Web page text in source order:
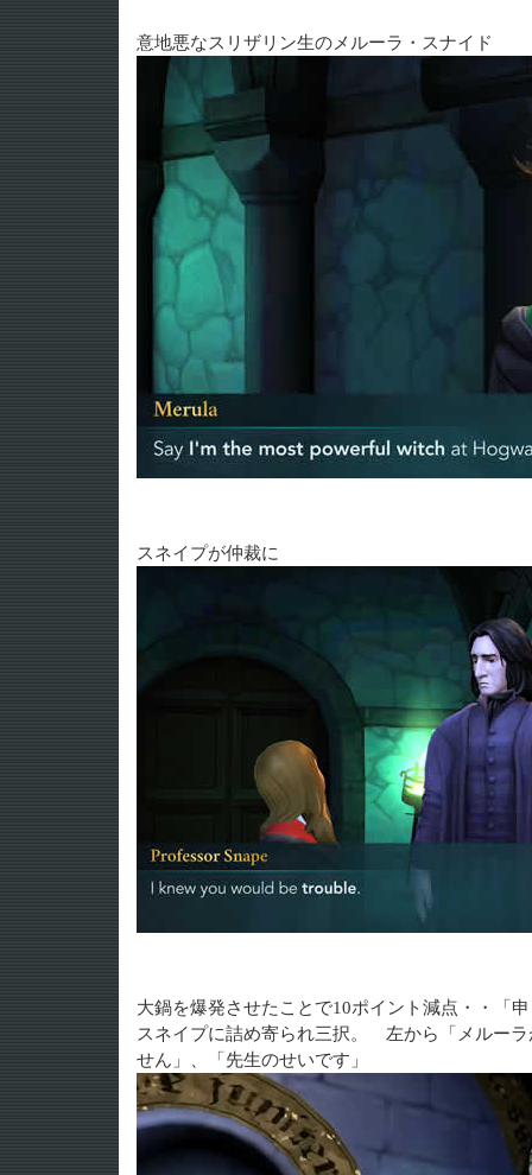
意地悪なスリザリン生のメルーラ・スナイド
スネイプが仲裁に
大鍋を爆発させたことで10ポイント減点・・「
スネイプに詰め寄られ三択。 左から「メルー
せん」、「先生のせいです」